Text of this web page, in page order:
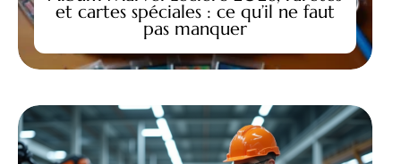
et cartes spéciales : ce qu’il ne faut
pas manquer